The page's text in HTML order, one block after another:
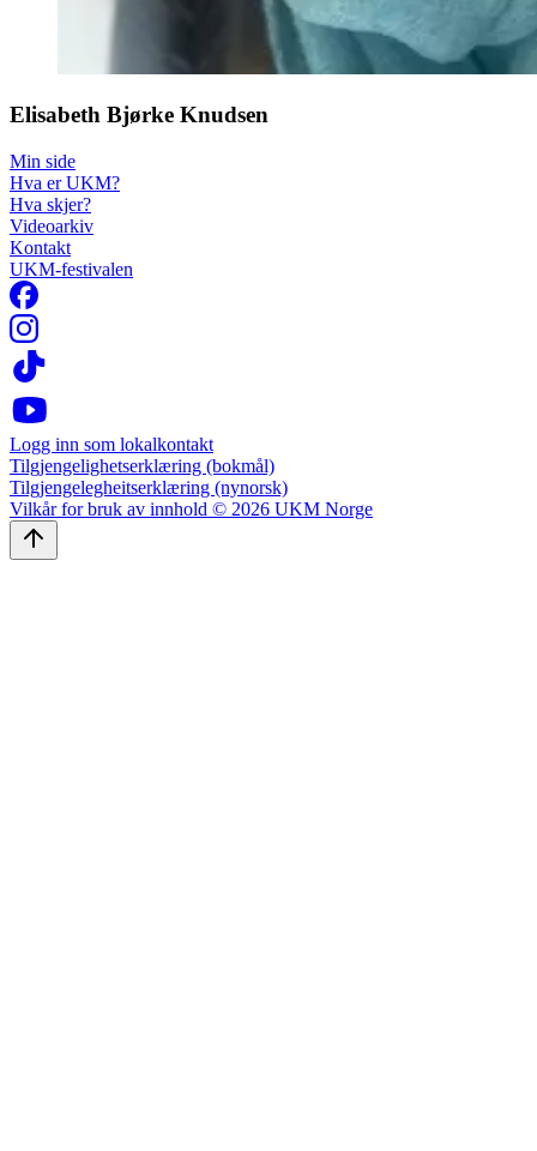
Elisabeth Bjørke Knudsen
Min side
Hva er UKM?
Hva skjer?
Videoarkiv
Kontakt
UKM-festivalen
Logg inn som lokalkontakt
Tilgjengelighetserklæring (bokmål)
Tilgjengelegheitserklæring (nynorsk)
Vilkår for bruk av innhold © 2026 UKM Norge